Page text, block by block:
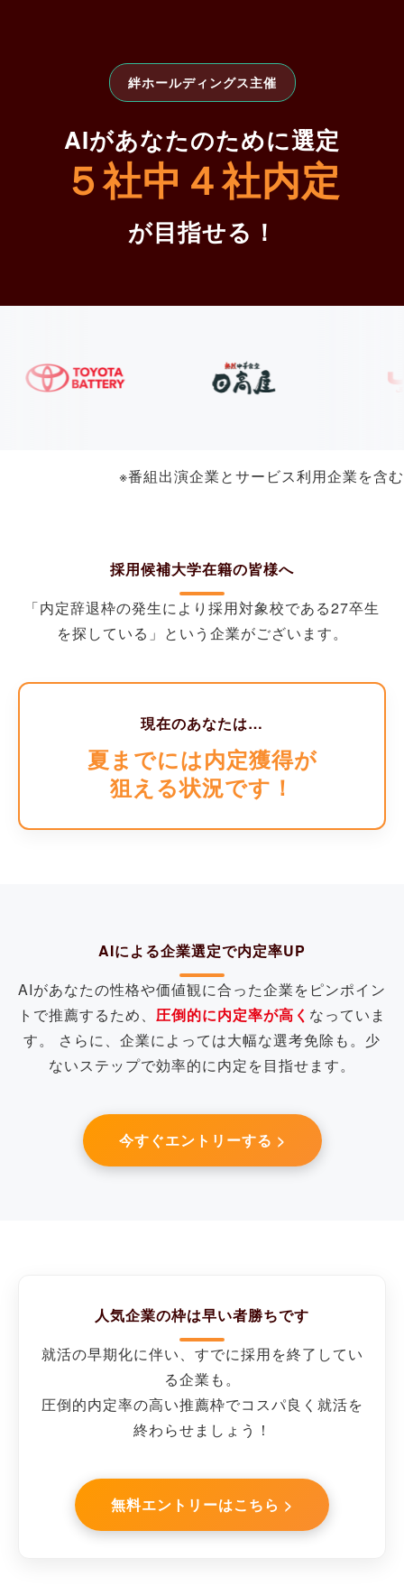
絆ホールディングス主催
AIがあなたのために選定
５社中４社内定
が目指せる！
※番組出演企業とサービス利用企業を含む
採用候補大学在籍の皆様へ
「内定辞退枠の発生により採用対象校である27卒生
を探している」という企業がございます。
現在のあなたは…
夏までには内定獲得が
狙える状況です！
AIによる企業選定で内定率UP
AIがあなたの性格や価値観に合った企業をピンポイン
トで推薦するため、 圧倒的に内定率が高く なっていま
す。 さらに、企業によっては大幅な選考免除も。少
ないステップで効率的に内定を目指せます。
今すぐエントリーする >
人気企業の枠は早い者勝ちです
就活の早期化に伴い、すでに採用を終了してい
る企業も。
圧倒的内定率の高い推薦枠でコスパ良く就活を
終わらせましょう！
無料エントリーはこちら >